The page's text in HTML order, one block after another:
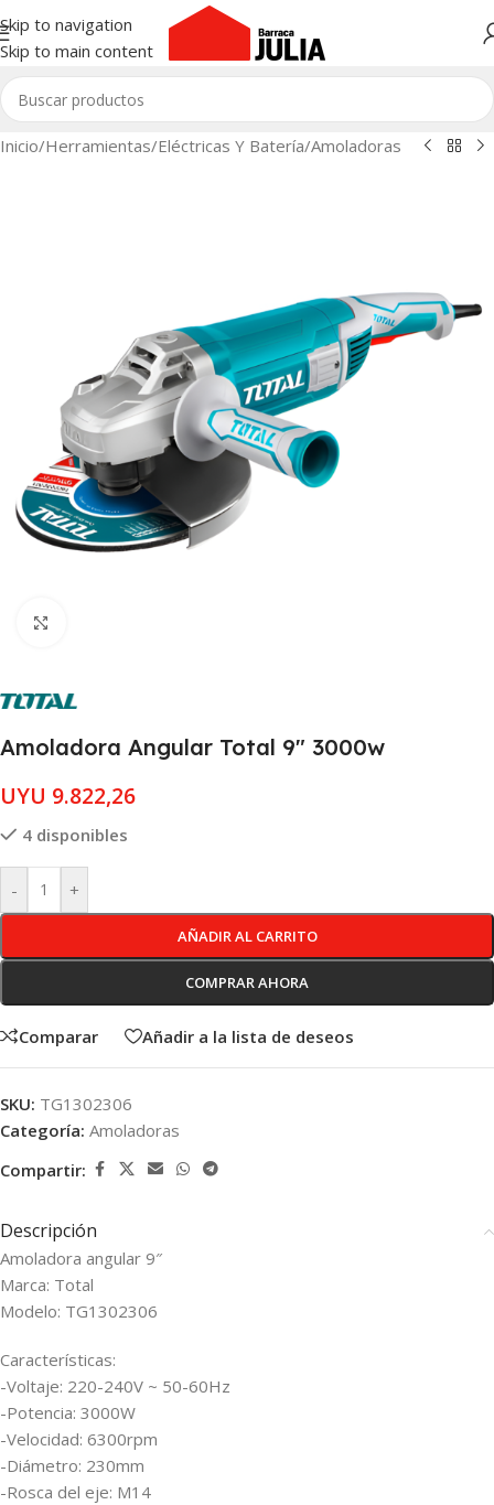
Skip to navigation
Skip to main content
Inicio/Herramientas/Eléctricas Y Batería/Amoladoras
Amoladora Angular Total 9″ 3000w
UYU 9.822,26
4 disponibles
- +
AÑADIR AL CARRITO
COMPRAR AHORA
Comparar Añadir a la lista de deseos
SKU: TG1302306
Categoría: Amoladoras
Compartir:
Descripción
Amoladora angular 9″
Marca: Total
Modelo: TG1302306
Características:
-Voltaje: 220-240V ~ 50-60Hz
-Potencia: 3000W
-Velocidad: 6300rpm
-Diámetro: 230mm
-Rosca del eje: M14